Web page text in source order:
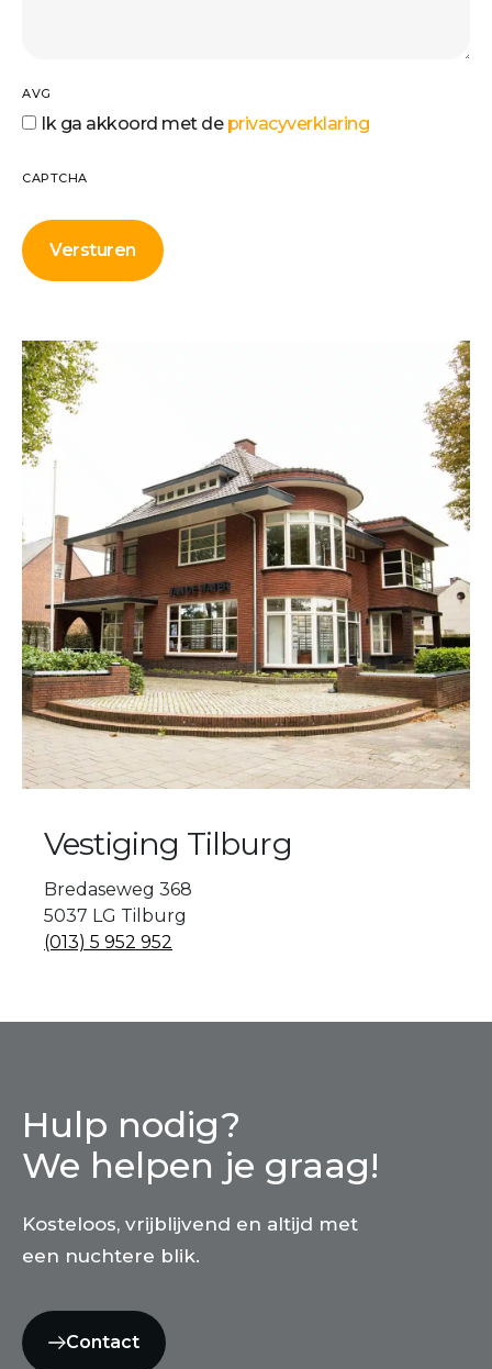
AVG
Ik ga akkoord met de privacyverklaring
CAPTCHA
Vestiging Tilburg
Bredaseweg 368
5037 LG Tilburg
(013) 5 952 952
Hulp nodig?
We helpen je graag!
Kosteloos, vrijblijvend en altijd met
een nuchtere blik.
Contact